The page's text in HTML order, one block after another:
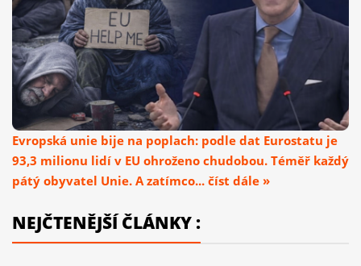
Evropská unie bije na poplach: podle dat Eurostatu je
93,3 milionu lidí v EU ohroženo chudobou. Téměř každý
pátý obyvatel Unie. A zatímco... číst dále »
NEJČTENĚJŠÍ ČLÁNKY :